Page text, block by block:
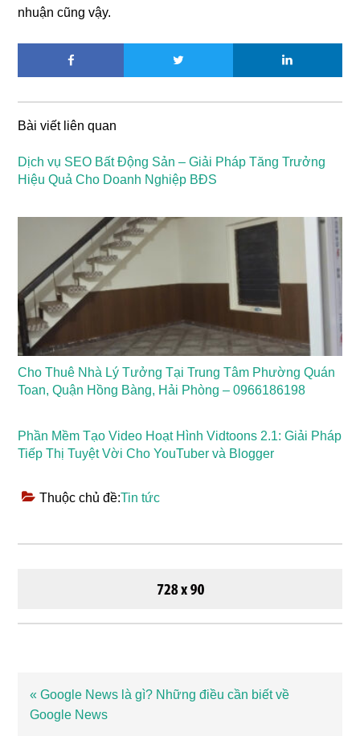
nhuận cũng vậy.
Bài viết liên quan
Dịch vụ SEO Bất Động Sản – Giải Pháp Tăng Trưởng
Hiệu Quả Cho Doanh Nghiệp BĐS
Cho Thuê Nhà Lý Tưởng Tại Trung Tâm Phường Quán
Toan, Quận Hồng Bàng, Hải Phòng – 0966186198
Phần Mềm Tạo Video Hoạt Hình Vidtoons 2.1: Giải Pháp
Tiếp Thị Tuyệt Vời Cho YouTuber và Blogger
Thuộc chủ đề:Tin tức
Bài
viết
« Google News là gì? Những điều cần biết về
Google News